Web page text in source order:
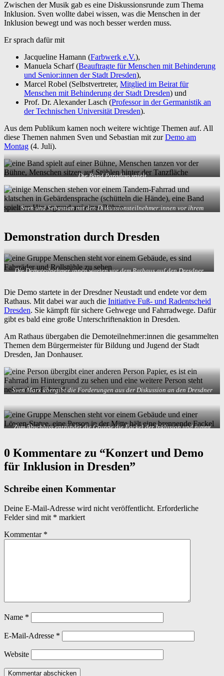
Zwischen der Musik gab es eine Diskussionsrunde zum Thema
Inklusion. Sven wollte dabei wissen, was die Menschen in der
Inklusion bewegt und was noch besser werden muss.
Er sprach dafür mit
Jacqueline Hamann (Farbwerk e.V.),
Manuela Scharf (Beauftragte für Menschen mit Behinderung
und Senior:innen der Stadt Dresden),
Marcel Robel (Selbstvertreter, Mitglied im Beirat für
Menschen mit Behinderung der Stadt Dresden) und
Prof. Dr. Alexander Lasch (Professor in der Germanistik an
der Technischen Universität Dresden).
Aus dem Publikum kamen noch weitere wichtige Themen auf. All
diese Themen nahmen Sven und Sebastian mit zurDemo am
Montag (4. Juli).
Die Band Paradiso spielt
Sven und Sebastian mit den Diskussionsteilnehmer:innen vor ihrem
Demonstration durch Dresden
Die Demoteilnehmer:innen warten vor dem Rathaus auf den Dresdner
Die Demo startete in der Dresdner Neustadt und endete vor dem
Rathaus. Mit dabei war auch die Initiative Fuß- und Radentscheid
Dresden. Sie kämpft für sichere Gehwege und Fahrradwege. Dafür
gibt es bald eine große Unterschriftenaktion in Dresden.
Am Rathaus übergaben die Demoteilnehmer:innen die gesammelten
Themen dem Bürgermeister für Bildung und Jugend der Stadt
Dresden, Jan Donhauser.
Sven Marx übergibt die Forderungen aus der Diskussion an den Dresdner
Zum Abschluss entzündet die Gruppe die Fackel der Inklusion und nimmt
Skip
back
to
navigation
0 Kommentare zu “Konzert und Demo
für Inklusion in Dresden”
Schreibe einen Kommentar
Deine E-Mail-Adresse wird nicht veröffentlicht. Erforderliche
Felder sind mit * markiert
Kommentar *
Name *
E-Mail-Adresse *
Website